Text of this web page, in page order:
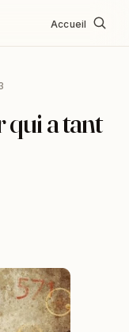
Accueil
a tant